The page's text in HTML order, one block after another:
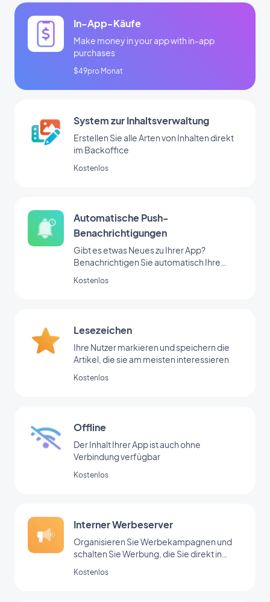
In-App-Käufe
Make money in your app with in-app
purchases
$49pro Monat
System zur Inhaltsverwaltung
Erstellen Sie alle Arten von Inhalten direkt
im Backoffice
Kostenlos
Automatische Push-
Benachrichtigungen
Gibt es etwas Neues zu Ihrer App?
Benachrichtigen Sie automatisch Ihre
Kostenlos
Lesezeichen
Ihre Nutzer markieren und speichern die
Artikel, die sie am meisten interessieren
Kostenlos
Offline
Der Inhalt Ihrer App ist auch ohne
Verbindung verfügbar
Kostenlos
Interner Werbeserver
Organisieren Sie Werbekampagnen und
schalten Sie Werbung, die Sie direkt in
Kostenlos